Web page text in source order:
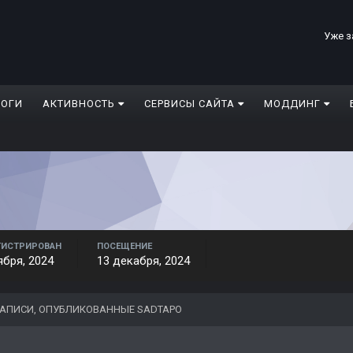
Уже
АКТИВНОСТЬ СЕРВИСЫ САЙТА МОДДИНГ
2024
ПОСЕЩЕНИЕ
13 декабря, 2024
ОПУБЛИКОВАННЫЕ SADTAPO